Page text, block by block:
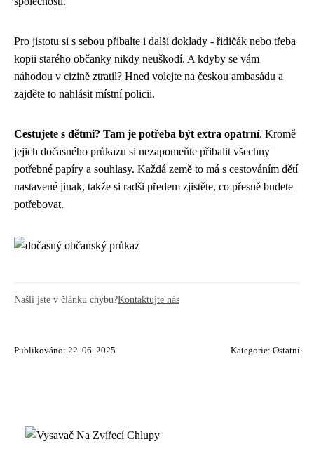
Pro jistotu si s sebou přibalte i další doklady - řidičák nebo třeba
kopii starého občanky nikdy neuškodí. A kdyby se vám
náhodou v cizině ztratil? Hned volejte na českou ambasádu a
zajděte to nahlásit místní policii.
Cestujete s dětmi? Tam je potřeba být extra opatrní. Kromě
jejich dočasného průkazu si nezapomeňte přibalit všechny
potřebné papíry a souhlasy. Každá země to má s cestováním dětí
nastavené jinak, takže si radši předem zjistěte, co přesně budete
potřebovat.
Našli jste v článku chybu?Kontaktujte nás
Publikováno: 22. 06. 2025 Kategorie: Ostatní